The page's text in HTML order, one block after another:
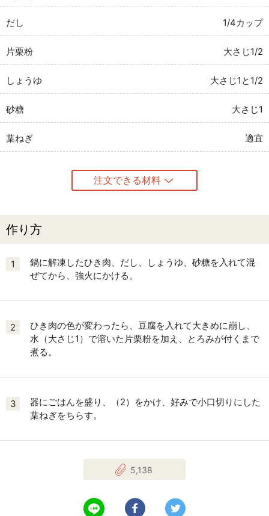
だし 1/4カップ
片栗粉 大さじ1/2
しょうゆ 大さじ1と1/2
砂糖 大さじ1
葉ねぎ 適宜
注文できる材料
作り方
1
鍋に解凍したひき肉、だし、しょうゆ、砂糖を入れて混
ぜてから、強火にかける。
2
ひき肉の色が変わったら、豆腐を入れて大きめに崩し、
水（大さじ1）で溶いた片栗粉を加え、とろみが付くまで
煮る。
3
器にごはんを盛り、（2）をかけ、好みで小口切りにした
葉ねぎをちらす。
5,138
LINEで送る Facebookでシェアする